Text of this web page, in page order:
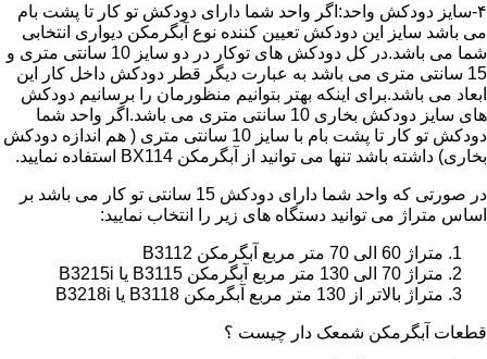
۴-سایز دودکش واحد:اگر واحد شما دارای دودکش تو کار تا پشت بام
می باشد سایز این دودکش تعیین کننده نوع آبگرمکن دیواری انتخابی
شما می باشد.در کل دودکش های توکار در دو سایز 10 سانتی متری و
15 سانتی متری می باشد به عبارت دیگر قطر دودکش داخل کار این
ابعاد می باشد.برای اینکه بهتر بتوانیم منظورمان را برسانیم دودکش
های سایز دودکش بخاری 10 سانتی متری می باشد.اگر واحد شما
دودکش تو کار تا پشت بام با سایز 10 سانتی متری ( هم اندازه دودکش
بخاری) داشته باشد تنها می توانید از آبگرمکن BX114 استفاده نمایید.
در صورتی که واحد شما دارای دودکش 15 سانتی تو کار می باشد بر
اساس متراژ می توانید دستگاه های زیر را انتخاب نمایید:
متراژ 60 الی 70 متر مربع آبگرمکن B3112
متراژ 70 الی 130 متر مربع آبگرمکن B3115 یا B3215i
متراژ بالاتر از 130 متر مربع آبگرمکن B3118 یا B3218i
قطعات آبگرمکن شمعک دار چیست ؟